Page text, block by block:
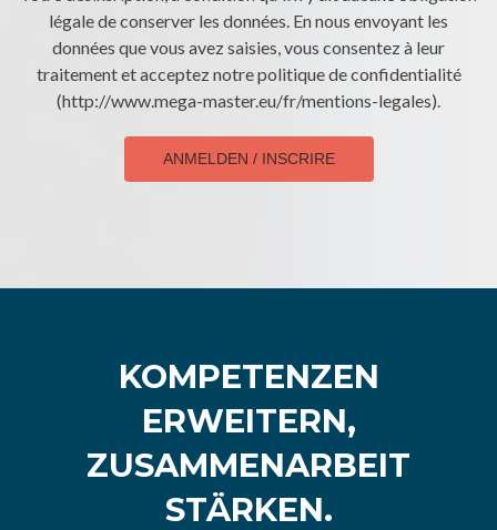
légale de conserver les données. En nous envoyant les
données que vous avez saisies, vous consentez à leur
traitement et acceptez notre politique de confidentialité
(http://www.mega-master.eu/fr/mentions-legales).
ANMELDEN / INSCRIRE
KOMPETENZEN
ERWEITERN,
ZUSAMMENARBEIT
STÄRKEN.